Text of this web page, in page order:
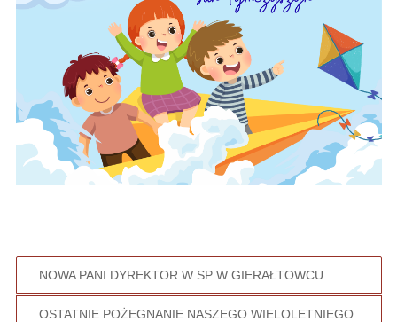
NOWA PANI DYREKTOR W SP W GIERAŁTOWCU
OSTATNIE POŻEGNANIE NASZEGO WIELOLETNIEGO